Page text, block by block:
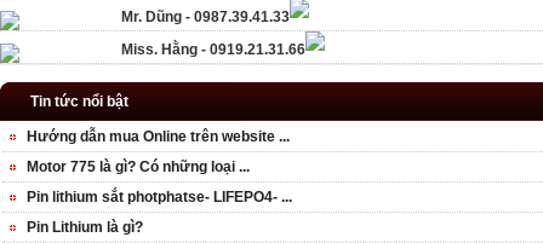
Mr. Dũng - 0987.39.41.33
Miss. Hằng - 0919.21.31.66
Tin tức nổi bật
Hướng dẫn mua Online trên website ...
Motor 775 là gì? Có những loại ...
Pin lithium sắt photphatse- LIFEPO4- ...
Pin Lithium là gì?